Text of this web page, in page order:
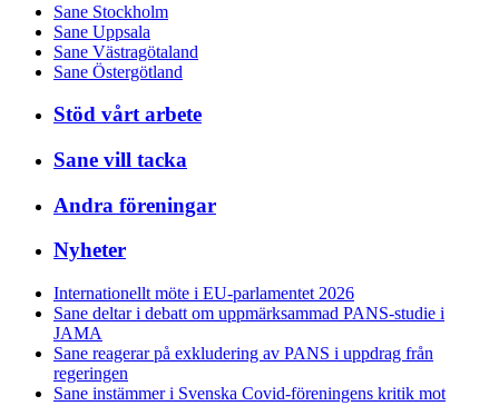
Sane Stockholm
Sane Uppsala
Sane Västragötaland
Sane Östergötland
Stöd vårt arbete
Sane vill tacka
Andra föreningar
Nyheter
Internationellt möte i EU-parlamentet 2026
Sane deltar i debatt om uppmärksammad PANS-studie i
JAMA
Sane reagerar på exkludering av PANS i uppdrag från
regeringen
Sane instämmer i Svenska Covid-föreningens kritik mot